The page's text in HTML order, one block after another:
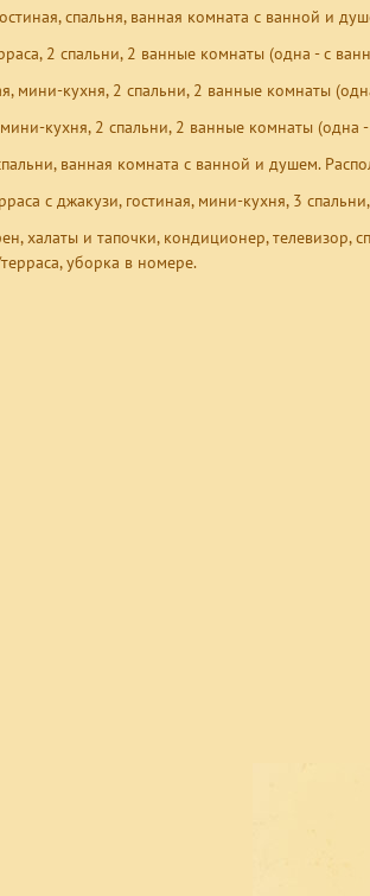
спальня, ванная комната с ванной и
2 спальни, 2 ванные комнаты (одна - с
мини-кухня, 2 спальни, 2 ванные комнаты
мини-кухня, 2 спальни, 2 ванные комнаты (одна
ванная комната с ванной и душем.
с джакузи, гостиная, мини-кухня, 3
халаты и тапочки, кондиционер, телевизор,
уборка в номере.